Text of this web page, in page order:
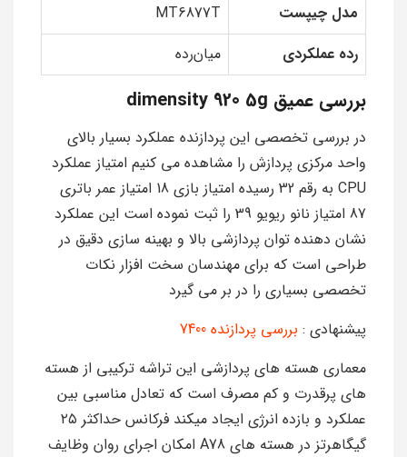
مدل چیپست
MT6877T
رده عملکردی
میان‌رده
بررسی عمیق dimensity 920 5g
در بررسی تخصصی این پردازنده عملکرد بسیار بالای
واحد مرکزی پردازش را مشاهده می کنیم امتیاز عملکرد
CPU به رقم 32 رسیده امتیاز بازی 18 امتیاز عمر باتری
87 امتیاز نانو ریویو 39 را ثبت نموده است این عملکرد
نشان دهنده توان پردازشی بالا و بهینه سازی دقیق در
طراحی است که برای مهندسان سخت افزار نکات
تخصصی بسیاری را در بر می گیرد
پیشنهادی : بررسی پردازنده 7400
معماری هسته های پردازشی این تراشه ترکیبی از هسته
های پرقدرت و کم مصرف است که تعادل مناسبی بین
عملکرد و بازده انرژی ایجاد میکند فرکانس حداکثر ۲۵
گیگاهرتز در هسته های A78 امکان اجرای روان وظایف